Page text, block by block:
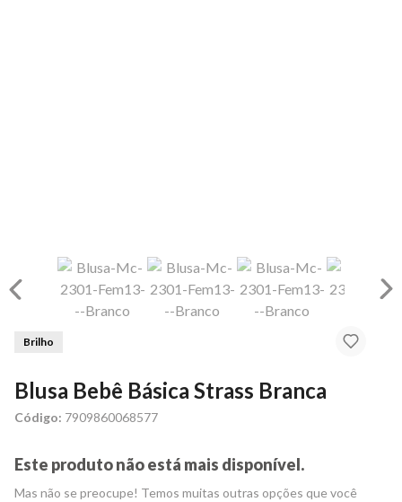
Brilho
Blusa Bebê Básica Strass Branca
Código: 7909860068577
Este produto não está mais disponível.
Mas não se preocupe! Temos muitas outras opções que você